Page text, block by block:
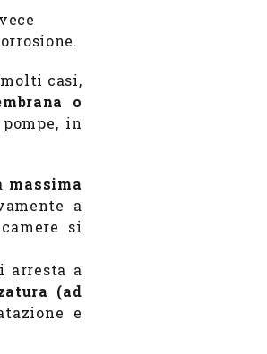
casi,
o
in
massima
a
si
arresta a
(ad
e